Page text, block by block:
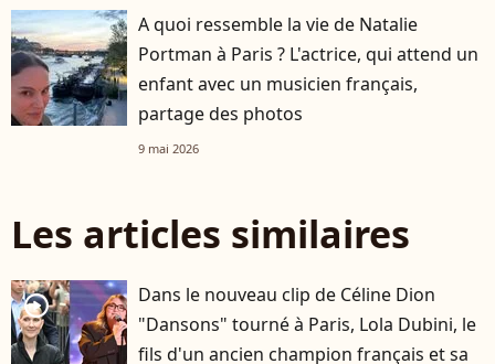
A quoi ressemble la vie de Natalie
Portman à Paris ? L'actrice, qui attend un
enfant avec un musicien français,
partage des photos
9 mai 2026
Les articles similaires
player2
Dans le nouveau clip de Céline Dion
"Dansons" tourné à Paris, Lola Dubini, le
fils d'un ancien champion français et sa